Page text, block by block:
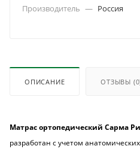
Производитель — Россия
ОПИСАНИЕ ОТЗЫВЫ
Матрас ортопедический Сарма
разработан с учетом